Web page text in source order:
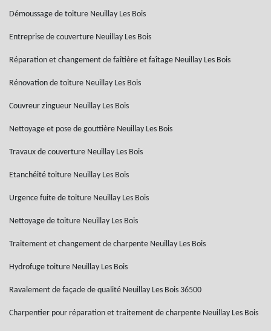
Démoussage de toiture Neuillay Les Bois
Entreprise de couverture Neuillay Les Bois
Réparation et changement de faîtière et faîtage Neuillay Les Bois
Rénovation de toiture Neuillay Les Bois
Couvreur zingueur Neuillay Les Bois
Nettoyage et pose de gouttière Neuillay Les Bois
Travaux de couverture Neuillay Les Bois
Etanchéité toiture Neuillay Les Bois
Urgence fuite de toiture Neuillay Les Bois
Nettoyage de toiture Neuillay Les Bois
Traitement et changement de charpente Neuillay Les Bois
Hydrofuge toiture Neuillay Les Bois
Ravalement de façade de qualité Neuillay Les Bois 36500
Charpentier pour réparation et traitement de charpente Neuillay Les Bois